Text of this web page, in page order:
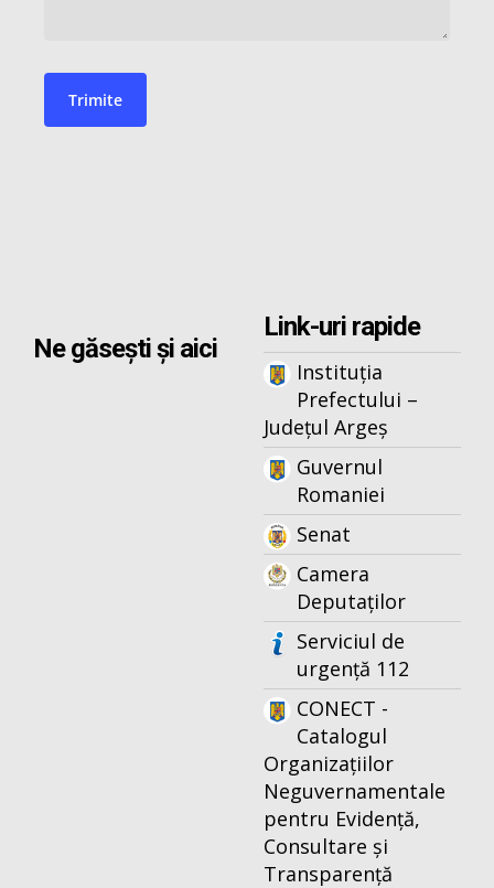
Ne găsești și aici
Link-uri rapide
Instituția
Prefectului –
Județul Argeș
Guvernul
Romaniei
Senat
Camera
Deputaților
Serviciul de
urgență 112
CONECT -
Catalogul
Organizațiilor
Neguvernamentale
pentru Evidență,
Consultare și
Transparență